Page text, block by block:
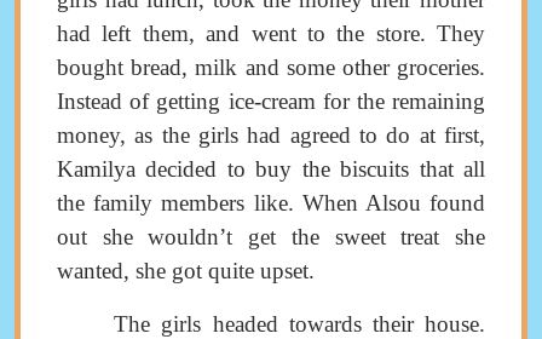
had left them, and went to the store. They
bought bread, milk and some other groceries.
Instead of getting ice-cream for the remaining
money, as the girls had agreed to do at first,
Kamilya decided to buy the biscuits that all
the family members like. When Alsou found
out she wouldn’t get the sweet treat she
wanted, she got quite upset.
The girls headed towards their house.